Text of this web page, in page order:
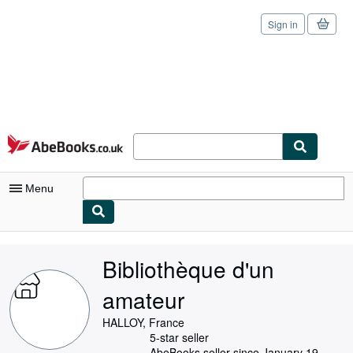
Skip to main content
AbeBooks.co.uk
Sign in
Menu
My Purchases
Sign Off
Advanced Search
Bibliothèque d'un
amateur
HALLOY, France
5-star seller